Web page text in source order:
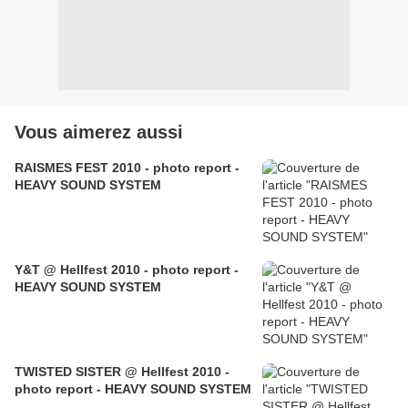
Vous aimerez aussi
RAISMES FEST 2010 - photo report -
HEAVY SOUND SYSTEM
Y&T @ Hellfest 2010 - photo report -
HEAVY SOUND SYSTEM
TWISTED SISTER @ Hellfest 2010 -
photo report - HEAVY SOUND SYSTEM